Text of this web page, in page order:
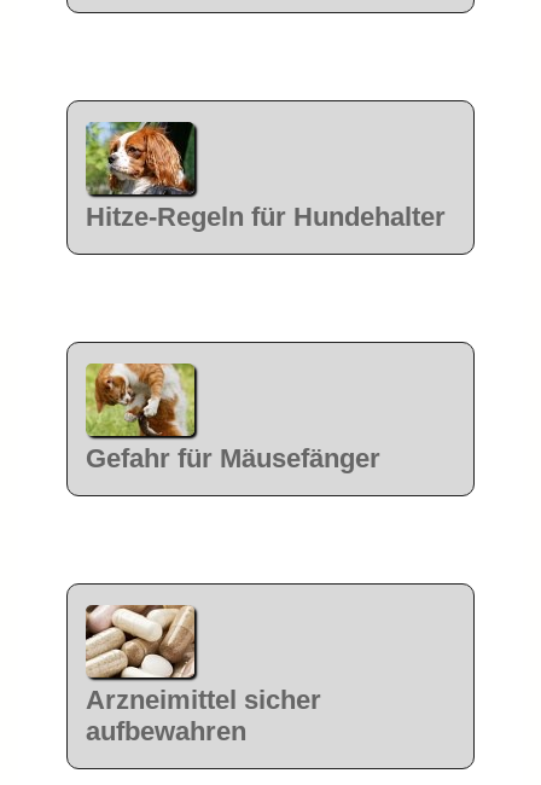
Hitze-Regeln für Hundehalter
Gefahr für Mäusefänger
Arzneimittel sicher
aufbewahren